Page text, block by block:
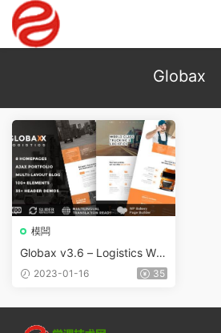
Globax
模闆
Globax v3.6 – Logistics Wor
dPress 主題+ Woocommerc
2023-01-16 35